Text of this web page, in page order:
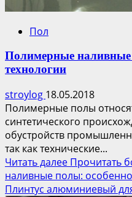
Пол
Полимерные наливные
технологии
stroylog 18.05.2018
Полимерные полы
синтетического
обустройств
так как технические...
Читать далее Прочитать
наливные полы:
Плинтус алюминиевый